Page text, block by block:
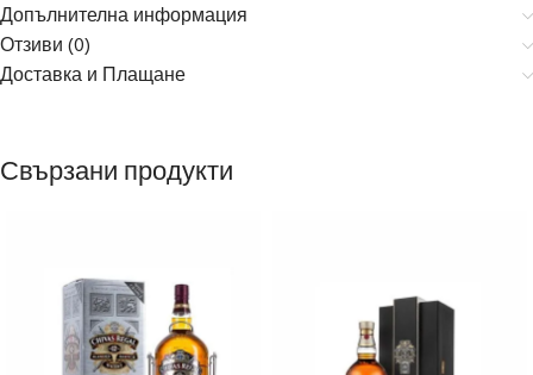
Допълнителна информация
Отзиви (0)
Доставка и Плащане
Свързани продукти